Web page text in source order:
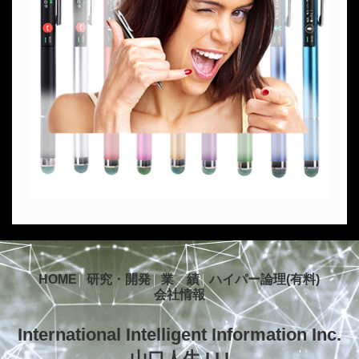
HOME 研究・開発 業 績
ハイパー論理(有料)
会社情報
International Intelligent Information Inc.